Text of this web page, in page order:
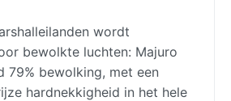
wordt
bewolkte luchten: Majuro
79% bewolking, met een
hardnekkigheid in het hele